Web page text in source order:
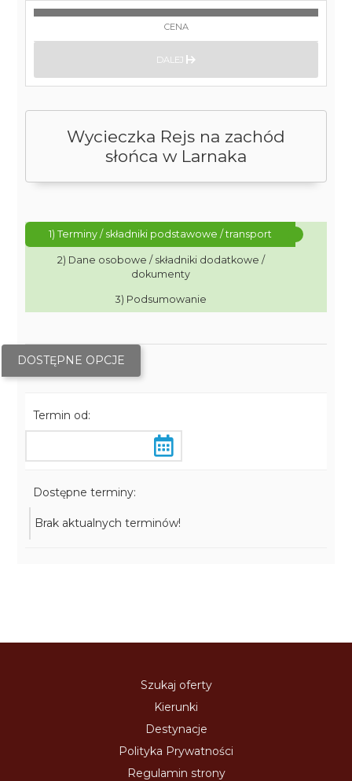
Wycieczka Rejs na zachód
słońca w Larnaka
1) Terminy / składniki podstawowe / transport
2) Dane osobowe / składniki dodatkowe /
dokumenty
3) Podsumowanie
DOSTĘPNE OPCJE
Termin od:
Dostępne terminy:
Brak aktualnych terminów!
CENA
DALEJ
Szukaj oferty
Kierunki
Destynacje
Polityka Prywatności
Regulamin strony